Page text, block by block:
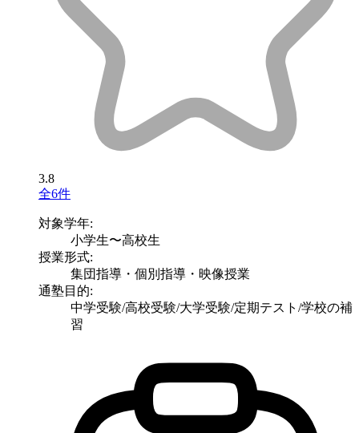
3.8
全6件
対象学年:
小学生〜高校生
授業形式:
集団指導・個別指導・映像授業
通塾目的:
中学受験/高校受験/大学受験/定期テスト/学校の補
習